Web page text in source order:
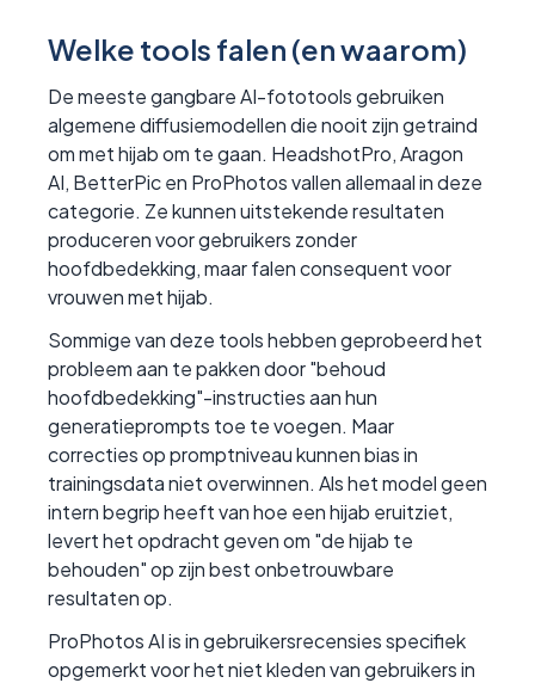
Welke tools falen (en waarom)
De meeste gangbare AI-fototools gebruiken
algemene diffusiemodellen die nooit zijn getraind
om met hijab om te gaan. HeadshotPro, Aragon
AI, BetterPic en ProPhotos vallen allemaal in deze
categorie. Ze kunnen uitstekende resultaten
produceren voor gebruikers zonder
hoofdbedekking, maar falen consequent voor
vrouwen met hijab.
Sommige van deze tools hebben geprobeerd het
probleem aan te pakken door "behoud
hoofdbedekking"-instructies aan hun
generatieprompts toe te voegen. Maar
correcties op promptniveau kunnen bias in
trainingsdata niet overwinnen. Als het model geen
intern begrip heeft van hoe een hijab eruitziet,
levert het opdracht geven om "de hijab te
behouden" op zijn best onbetrouwbare
resultaten op.
ProPhotos AI is in gebruikersrecensies specifiek
opgemerkt voor het niet kleden van gebruikers in